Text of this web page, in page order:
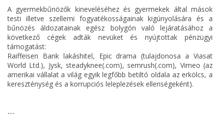
A gyermekbűnözők kineveléséhez és gyermekek által mások
testi illetve szellemi fogyatékosságainak kigúnyolására és a
bűnözés áldozatainak egész bolygón való lejáratásához a
következő cégek adták nevüket és nyújtottak pénzügyi
támogatást:
Raiffeisen Bank lakáshitel, Epic drama (tulajdonosa a Viasat
World Ltd.), Jysk, steadyknee(.com), semrush(.com), Vimeo (az
amerikai vállalat a világ egyik legfőbb betiltó oldala az erkölcs, a
kereszténység és a korrupciós leleplezések ellenségeként).
---